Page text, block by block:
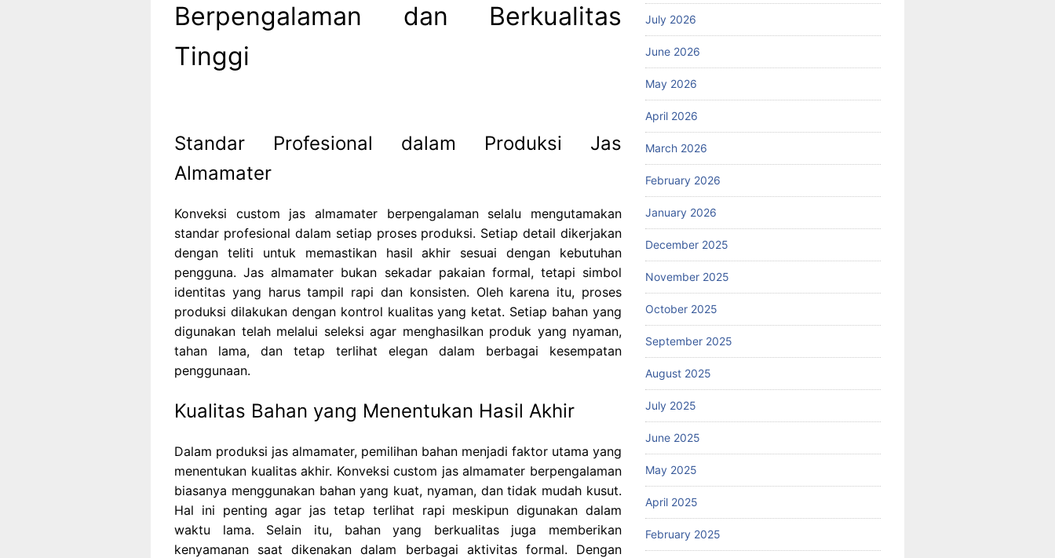
Berpengalaman dan Berkualitas
Tinggi
Standar Profesional dalam Produksi Jas
Almamater
Konveksi custom jas almamater berpengalaman selalu mengutamakan
standar profesional dalam setiap proses produksi. Setiap detail dikerjakan
dengan teliti untuk memastikan hasil akhir sesuai dengan kebutuhan
pengguna. Jas almamater bukan sekadar pakaian formal, tetapi simbol
identitas yang harus tampil rapi dan konsisten. Oleh karena itu, proses
produksi dilakukan dengan kontrol kualitas yang ketat. Setiap bahan yang
digunakan telah melalui seleksi agar menghasilkan produk yang nyaman,
tahan lama, dan tetap terlihat elegan dalam berbagai kesempatan
penggunaan.
Kualitas Bahan yang Menentukan Hasil Akhir
Dalam produksi jas almamater, pemilihan bahan menjadi faktor utama yang
menentukan kualitas akhir. Konveksi custom jas almamater berpengalaman
biasanya menggunakan bahan yang kuat, nyaman, dan tidak mudah kusut.
Hal ini penting agar jas tetap terlihat rapi meskipun digunakan dalam
waktu lama. Selain itu, bahan yang berkualitas juga memberikan
kenyamanan saat dikenakan dalam berbagai aktivitas formal. Dengan
July 2026
June 2026
May 2026
April 2026
March 2026
February 2026
January 2026
December 2025
November 2025
October 2025
September 2025
August 2025
July 2025
June 2025
May 2025
April 2025
February 2025